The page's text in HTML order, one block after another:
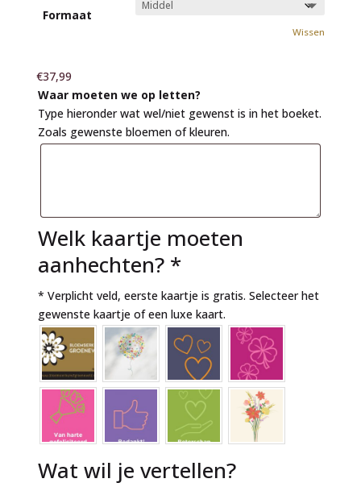
Formaat
Wissen
€37,99
Waar moeten we op letten?
Type hieronder wat wel/niet gewenst is in het boeket.
Zoals gewenste bloemen of kleuren.
Welk kaartje moeten
aanhechten? *
* Verplicht veld, eerste kaartje is gratis. Selecteer het
gewenste kaartje of een luxe kaart.
Wat wil je vertellen?